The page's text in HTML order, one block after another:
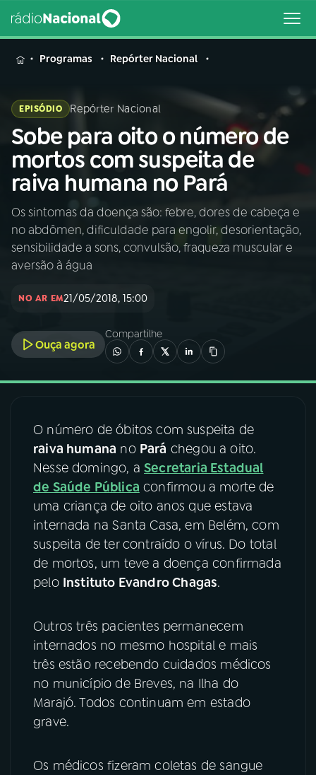
MENU
Buscar
na
Rádio
Nacional
Buscar
AO VIVO
INÍCIO
02A RÁDIO
03PROGRAMAÇÃO
05 PODCASTS
06VIDEOCASTS
ÚLTIMAS
08FESTIVAL DE MÚSICA
ACOMPANHE A RÁDIO NACIONAL
YouTube Facebook
Instagram
Programas Repórter Nacional
EPISÓDIO Repórter Nacional
Sobe para oito o número de
mortos com suspeita de
raiva humana no Pará
Os sintomas da doença são: febre, dores de cabeça e
no abdômen, dificuldade para engolir, desorientação,
sensibilidade a sons, convulsão, fraqueza muscular e
aversão à água
NO AR EM21/05/2018, 15:00
Ouça agora
Compartilhe
O número de óbitos com suspeita de
raiva humana no Pará chegou a oito.
Nesse domingo, aSecretaria Estadual
de Saúde Pública confirmou a morte de
uma criança de oito anos que estava
internada na Santa Casa, em Belém, com
suspeita de ter contraído o vírus. Do total
de mortos, um teve a doença confirmada
pelo Instituto Evandro Chagas.
Outros três pacientes permanecem
internados no mesmo hospital e mais
três estão recebendo cuidados médicos
no município de Breves, na Ilha do
Marajó. Todos continuam em estado
grave.
Os médicos fizeram coletas de sangue